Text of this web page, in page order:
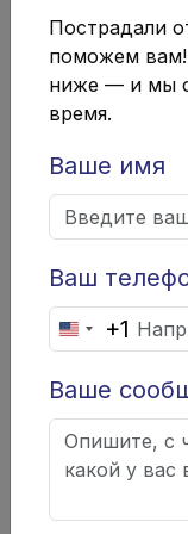
воля»
Иногда можно
воли»,
ситуациях,
финансовые
предложить
немедленное
график платежей.
6.
и
Пострадали
поможем
ниже — и мы
время.
Ваше имя
Ваш
United
States
+1
+1
Ваше